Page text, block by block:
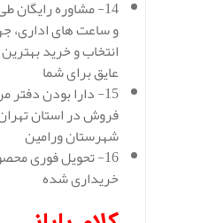
14- مشاوره رایگان
و ساعت های اداری،
انتخاب و خرید
عایق برای شما
15- دارا بودن دفتر
فروش در استان
شهرستان ورامین
16- تحویل فوری
خریداری شده